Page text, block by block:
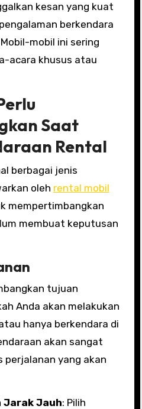
kesan yang kuat
berkendara
mobil ini sering
acara khusus atau
Saat
Rental
berbagai jenis
oleh rental mobil
mempertimbangkan
membuat keputusan
tujuan
Anda akan melakukan
hanya berkendara di
akan sangat
perjalanan yang akan
Jarak Jauh: Pilih